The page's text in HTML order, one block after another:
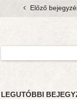
Előző
LEGUTÓBBI